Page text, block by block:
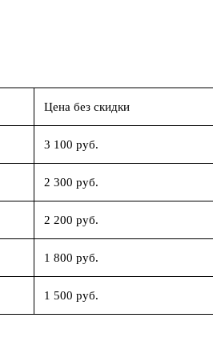
Цена без скидки
3 100 руб.
2 300 руб.
2 200 руб.
1 800 руб.
1 500 руб.